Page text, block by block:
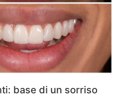
base di un sorriso